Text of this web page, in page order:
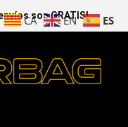
son GRATIS!
CA EN ES